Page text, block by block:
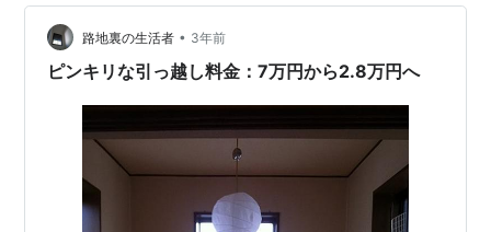
上の知識ではなく、ドライに元付けを探すべきと思いま
す。 とはいえ我々の場合は元付業者の探し方が分から
ず、土地に建っていた看板で判断…
路地裏の生活者 • 3年前
ピンキリな引っ越し料金：7万円から2.8万円へ